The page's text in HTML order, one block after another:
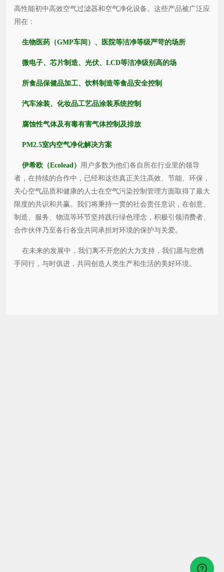
高性能初中高效空气过滤器和空气净化设备。这些产品被广泛应
用在：
生物医药（GMP车间）、医院等洁净等级严苛的场所
微电子、芯片制造、光伏、LCD等洁净级别高的场
所食品保健品加工、饮料制造等食品安全控制
汽车涂装、化妆品工艺品涂装系统控制
腐蚀性气体及有毒有害气体控制及排放
PM2.5室内空气净化解决方案
伊希欧（Ecolead）
用户多数为他们各自所在行业里的领导
者，在持续的合作中，已经和这些真正关注高效、节能、环保，
关心空气品质和健康的人士在空气污染控制管理方面取得了最大
限度的共识和共赢。我们将秉持一贯的社会责任意识，在创意、
制造、服务、物流等环节坚持践行绿色理念，积极引领消费者、
合作伙伴乃至各行各业共同承担对环境的保护与关爱。
在未来的发展中，我们离不开您的大力支持，我们愿与您携
手同行，与时俱进，共同创造人类生产和生活的美好环境。